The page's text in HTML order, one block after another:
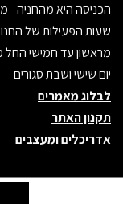
הכניסה היא מהחניה -
שעות הפעילות של
מראשון עד חמישי החל מ09:30 עד
יום שישי ושבת סגורים
לבלוג מאמרים
תקנון האתר
אדריכלים ומעצבים